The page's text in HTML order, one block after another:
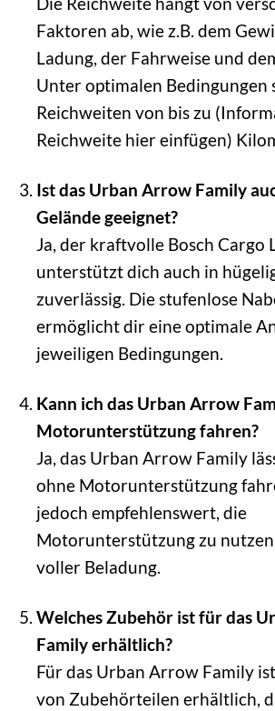
Faktoren ab, wie z.B. dem
Ladung, der Fahrweise und
Unter optimalen Bedingungen
Reichweiten von bis zu
Reichweite hier einfügen)
Ist das Urban Arrow Family
Gelände geeignet?
Ja, der kraftvolle Bosch Cargo
unterstützt dich auch in
zuverlässig. Die stufenlose
ermöglicht dir eine optimale
jeweiligen Bedingungen.
Kann ich das Urban Arrow
Motorunterstützung fahren?
Ja, das Urban Arrow Family
ohne Motorunterstützung
jedoch empfehlenswert, die
Motorunterstützung zu
voller Beladung.
Welches Zubehör ist für das
Family erhältlich?
Für das Urban Arrow Family
von Zubehörteilen erhältlich,